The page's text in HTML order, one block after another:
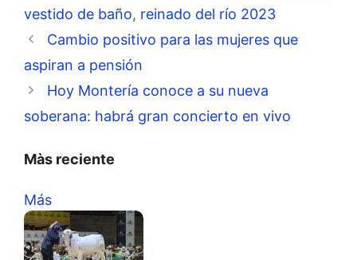
vestido de baño, reinado del río 2023
Cambio positivo para las mujeres que
aspiran a pensión
Hoy Montería conoce a su nueva
soberana: habrá gran concierto en vivo
Màs reciente
Más